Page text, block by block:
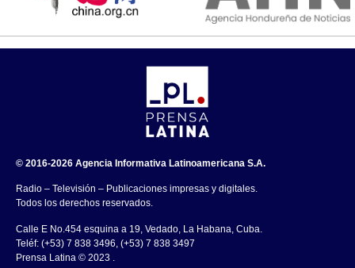
© 2016-2026 Agencia Informativa Latinoamericana S.A.
Radio – Televisión – Publicaciones impresas y digitales.
Todos los derechos reservados.
Calle E No.454 esquina a 19, Vedado, La Habana, Cuba.
Teléf: (+53) 7 838 3496, (+53) 7 838 3497
Prensa Latina © 2023 .